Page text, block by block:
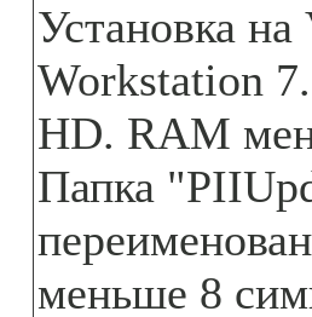
Установка
Workstation
HD. RAM
Папка
меньше 8